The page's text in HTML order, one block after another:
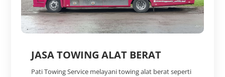
JASA TOWING ALAT BERAT
Pati Towing Service melayani towing alat berat seperti